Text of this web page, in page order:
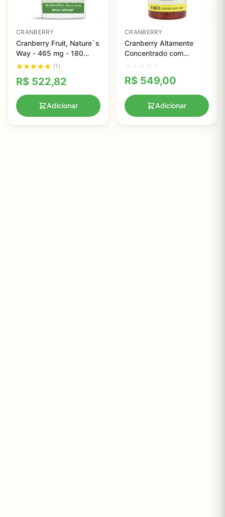
CRANBERRY
Cranberry Fruit, Nature`s
Way - 465 mg - 180
Vcaps
(1)
R$ 522,82
Adicionar
CRANBERRY
Cranberry Altamente
Concentrado com
R$ 549,00
Adicionar